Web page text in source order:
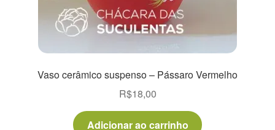
Vaso cerâmico suspenso – Pássaro Vermelho
R$18,00
Adicionar ao carrinho